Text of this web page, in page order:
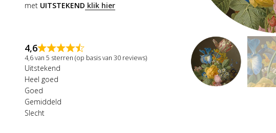
met UITSTEKEND klik hier
4,6
4,6 van 5 sterren (op basis van 30 reviews)
Uitstekend
Heel goed
Goed
Gemiddeld
Slecht